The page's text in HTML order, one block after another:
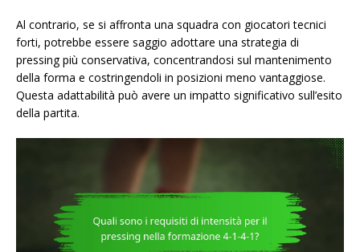
Al contrario, se si affronta una squadra con giocatori tecnici
forti, potrebbe essere saggio adottare una strategia di
pressing più conservativa, concentrandosi sul mantenimento
della forma e costringendoli in posizioni meno vantaggiose.
Questa adattabilità può avere un impatto significativo sull’esito
della partita.